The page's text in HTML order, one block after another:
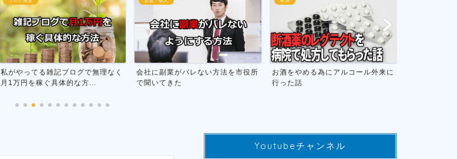
私がやってる雑記ブログで無理なく
月1万円を稼ぐ具体的な方...
会社に副業がバレない方法を市役所
で聞いてきた
お酒をやめる為にアルコール外来に
行った話
Youtubeチャンネル